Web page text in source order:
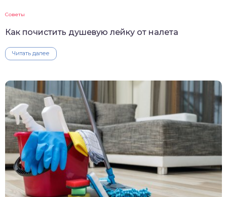
Советы
Как почистить душевую лейку от налета
Читать далее